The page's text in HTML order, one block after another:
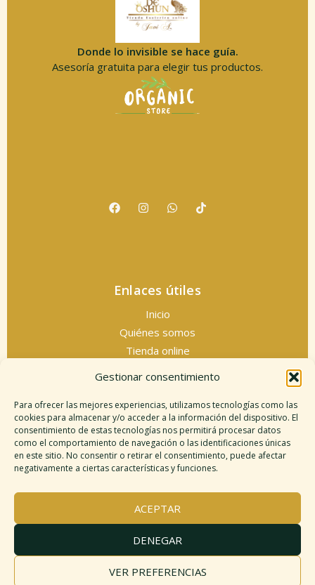
Gestionar consentimiento
Para ofrecer las mejores experiencias, utilizamos tecnologías como las
cookies para almacenar y/o acceder a la información del dispositivo. El
consentimiento de estas tecnologías nos permitirá procesar datos
como el comportamiento de navegación o las identificaciones únicas
en este sitio. No consentir o retirar el consentimiento, puede afectar
negativamente a ciertas características y funciones.
ACEPTAR
DENEGAR
VER PREFERENCIAS
Donde lo invisible se hace guía.
Asesoría gratuita para elegir tus productos.
Enlaces útiles
Inicio
Quiénes somos
Tienda online
Información legal
Política de cookies
Políticas de privacidad
Términos y condiciones
Mapa del sitio